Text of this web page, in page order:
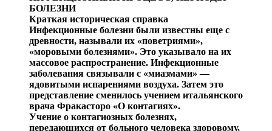
БОЛЕЗНИ
Краткая историческая справка
Инфекционные болезни были известны еще с
древности, называли их «поветриями»,
«моровыми болезнями». Это указывало на их
массовое распространение. Инфекционные
заболевания связывали с «миазмами» —
ядовитыми испарениями воздуха. Затем это
представление сменилось учением итальянского
врача Фракасторо «О контагиях».
Учение о контагиозных болезнях,
передающихся от больного человека здоровому,